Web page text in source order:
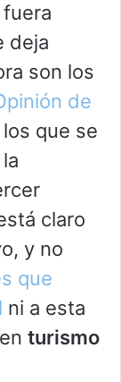
deja
son los
de
los que se
claro
y no
que
ni a esta
turismo